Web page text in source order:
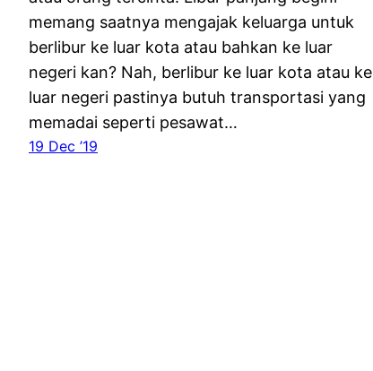
memang saatnya mengajak keluarga untuk
berlibur ke luar kota atau bahkan ke luar
negeri kan? Nah, berlibur ke luar kota atau ke
luar negeri pastinya butuh transportasi yang
memadai seperti pesawat…
19 Dec ’19